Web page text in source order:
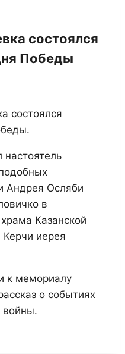
состоялся
Победы
состоялся
Андрея Осляби
в
Казанской
иерея
к мемориалу
о событиях
войны.